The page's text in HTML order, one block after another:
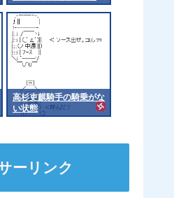
高杉吏麒騎手の騎乗がな
い状態
ーリンク